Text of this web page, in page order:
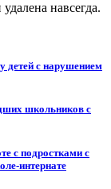
навсегда.
детей с нарушением
школьников с
с подростками с
интернате